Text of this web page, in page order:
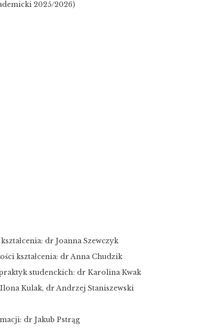
2025/2026)
dr Joanna Szewczyk
kształcenia: dr Anna Chudzik
studenckich: dr Karolina Kwak
Kulak, dr Andrzej Staniszewski
dr Jakub Pstrąg